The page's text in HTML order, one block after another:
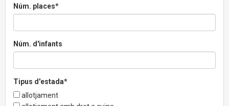
Núm. places*
Núm. d'infants
Tipus d'estada*
allotjament